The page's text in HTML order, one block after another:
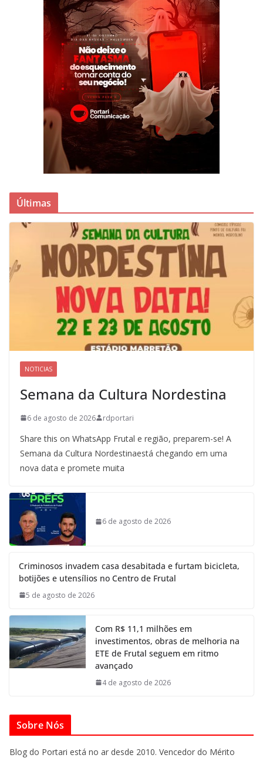
Últimas
NOTICIAS
Semana da Cultura Nordestina
6 de agosto de 2026 rdportari
Share this on WhatsApp Frutal e região, preparem-se! A
Semana da Cultura Nordestinaestá chegando em uma
nova data e promete muita
6 de agosto de 2026
Criminosos invadem casa desabitada e furtam bicicleta,
botijões e utensílios no Centro de Frutal
5 de agosto de 2026
Com R$ 11,1 milhões em
investimentos, obras de melhoria na
ETE de Frutal seguem em ritmo
avançado
4 de agosto de 2026
Sobre Nós
Blog do Portari está no ar desde 2010. Vencedor do Mérito